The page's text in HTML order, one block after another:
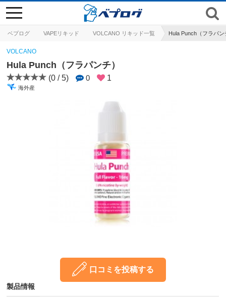
ベプログ VAPEリキッド VOLCANO リキッド一覧 Hula Punch（フラパン
toggle
navigation
VOLCANO
Hula Punch（フラパンチ）
(0 / 5) 0 1
海外産
口コミを投稿する
製品情報